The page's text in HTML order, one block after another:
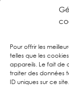
Pour offrir les
telles que les
appareils. Le fait de
traiter des données
ID uniques sur ce
Mais nooooon tu
restée sage (du
tout un tas de
bonnes bases !